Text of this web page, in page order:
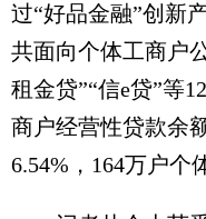
过“好品金融”创新
共面向个体工商户
租金贷”“信e贷”等
商户经营性贷款余
6.54%，164万户个